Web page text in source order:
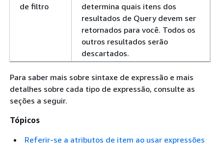
de filtro
determina quais itens dos
resultados de Query devem ser
retornados para você. Todos os
outros resultados serão
descartados.
Para saber mais sobre sintaxe de expressão e mais
detalhes sobre cada tipo de expressão, consulte as
seções a seguir.
Tópicos
Referir-se a atributos de item ao usar expressões